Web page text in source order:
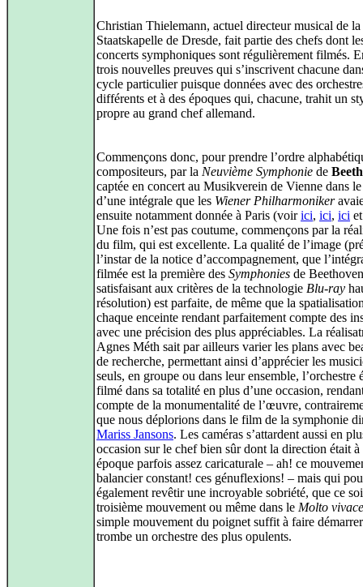
Christian Thielemann, actuel directeur musical de la
Staatskapelle de Dresde, fait partie des chefs dont
concerts symphoniques sont régulièrement filmés.
trois nouvelles preuves qui s’inscrivent chacune
cycle particulier puisque données avec des
différents et à des époques qui, chacune, trahit un
propre au grand chef allemand.
Commençons donc, pour prendre l’ordre
compositeurs, par la Neuvième Symphonie de
captée en concert au Musikverein de Vienne dans
d’une intégrale que les Wiener Philharmoniker
ensuite notamment donnée à Paris (voirici, ici, ici
Une fois n’est pas coutume, commençons par la
du film, qui est excellente. La qualité de l’image
l’instar de la notice d’accompagnement, que
filmée est la première des Symphonies de Beethoven
satisfaisant aux critères de la technologie Blu-ray
résolution) est parfaite, de même que la
chaque enceinte rendant parfaitement compte des
avec une précision des plus appréciables. La
Agnes Méth sait par ailleurs varier les plans avec
de recherche, permettant ainsi d’apprécier les
seuls, en groupe ou dans leur ensemble, l’orchestre
filmé dans sa totalité en plus d’une occasion,
compte de la monumentalité de l’œuvre,
que nous déplorions dans le film de la symphonie
Mariss Jansons. Les caméras s’attardent aussi en
occasion sur le chef bien sûr dont la direction était à
époque parfois assez caricaturale – ah! ce
balancier constant! ces génuflexions! – mais qui
également revêtir une incroyable sobriété, que ce
troisième mouvement ou même dans le Molto vivace
simple mouvement du poignet suffit à faire
trombe un orchestre des plus opulents.